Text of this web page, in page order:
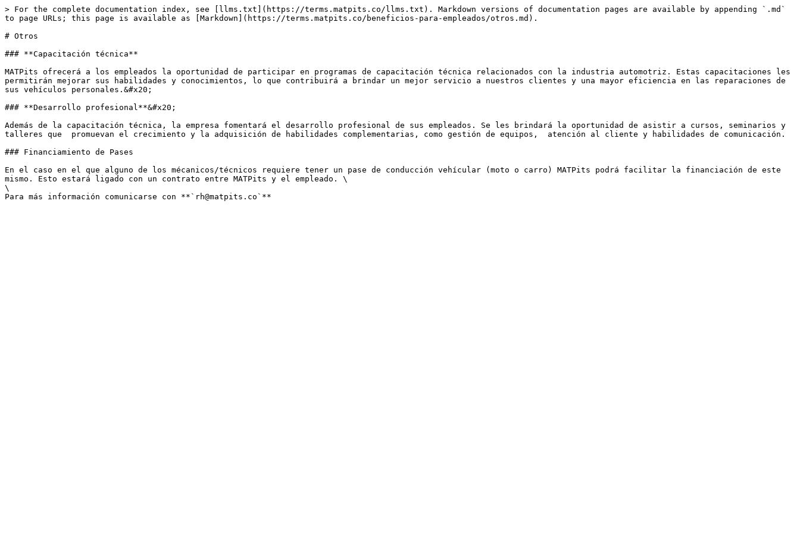
> For the complete documentation index, see [llms.txt](https://terms.matpits.co/llms.txt). Markdown versions of documentation pages are available by appending `.md`
to page URLs; this page is available as [Markdown](https://terms.matpits.co/beneficios-para-empleados/otros.md).
# Otros
### **Capacitación técnica**
MATPits ofrecerá a los empleados la oportunidad de participar en programas de capacitación técnica relacionados con la industria automotriz. Estas capacitaciones les
permitirán mejorar sus habilidades y conocimientos, lo que contribuirá a brindar un mejor servicio a nuestros clientes y una mayor eficiencia en las reparaciones de
sus vehículos personales.&#x20;
### **Desarrollo profesional**&#x20;
Además de la capacitación técnica, la empresa fomentará el desarrollo profesional de sus empleados. Se les brindará la oportunidad de asistir a cursos, seminarios y
talleres que  promuevan el crecimiento y la adquisición de habilidades complementarias, como gestión de equipos,  atención al cliente y habilidades de comunicación.
### Financiamiento de Pases
En el caso en el que alguno de los mécanicos/técnicos requiere tener un pase de conducción vehícular (moto o carro) MATPits podrá facilitar la financiación de este
mismo. Esto estará ligado con un contrato entre MATPits y el empleado. \
\